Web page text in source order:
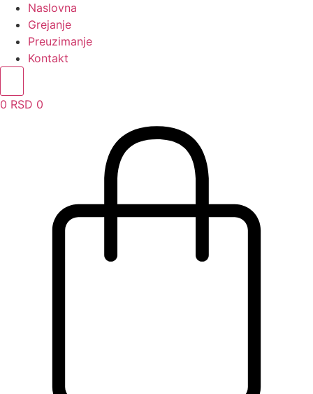
Naslovna
Grejanje
Preuzimanje
Kontakt
0 RSD 0